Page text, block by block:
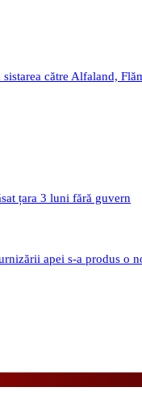
către Alfaland,
țara 3 luni fără guvern
apei s-a produs o